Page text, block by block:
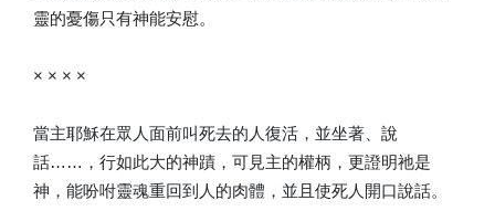
靈的憂傷只有神能安慰。
× × × ×
當主耶穌在眾人面前叫死去的人復活，並坐著、說
話……，行如此大的神蹟，可見主的權柄，更證明祂是
神，能吩咐靈魂重回到人的肉體，並且使死人開口說話。